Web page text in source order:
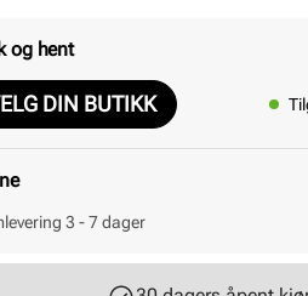
og hent
DIN BUTIKK
3 - 7 dager